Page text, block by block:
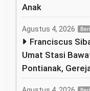
Anak
Agustus 4, 2026
Franciscus
Umat Stasi
Pontianak,